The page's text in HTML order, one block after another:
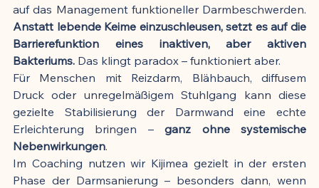
Anstatt lebende Keime einzuschleusen, setzt es auf die
Barrierefunktion eines inaktiven, aber aktiven
Bakteriums. Das klingt paradox – funktioniert aber.
Für Menschen mit Reizdarm, Blähbauch, diffusem
Druck oder unregelmäßigem Stuhlgang kann diese
gezielte Stabilisierung der Darmwand eine echte
Erleichterung bringen – ganz ohne systemische
Nebenwirkungen.
Im Coaching nutzen wir Kijimea gezielt in der ersten
Phase der Darmsanierung – besonders dann, wenn